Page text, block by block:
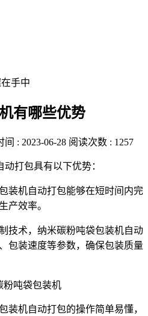
手中
有哪些优势
间 : 2023-06-28 阅读次数 : 1257
打包具有以下优势：
装机自动打包能够在短时间内完
产效率。
技术，纳米碳粉吨袋包装机自动
包装速度等参数，确保包装质量
装机自动打包的操作简单易懂，